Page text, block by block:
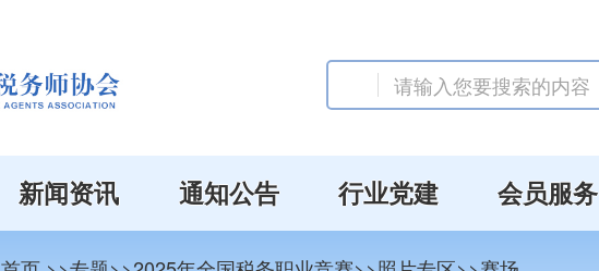
新闻资讯 通知公告 行业党建 会员服务